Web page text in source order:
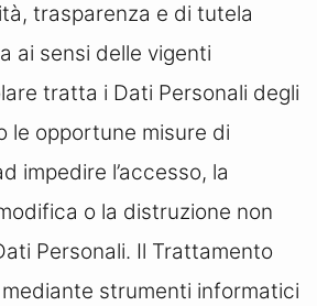
trasparenza e di tutela
ai sensi delle vigenti
tratta i Dati Personali degli
le opportune misure di
impedire l’accesso, la
o la distruzione non
Personali. Il Trattamento
strumenti informatici